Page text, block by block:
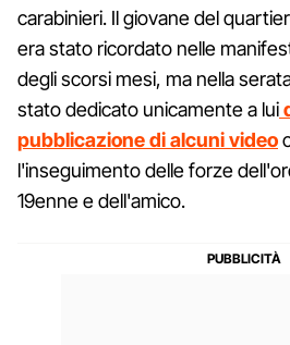
carabinieri. Il giovane del
era stato ricordato nelle
degli scorsi mesi, ma nella
stato dedicato unicamente a lui
pubblicazione di alcuni video
l'inseguimento delle forze
19enne e dell'amico.